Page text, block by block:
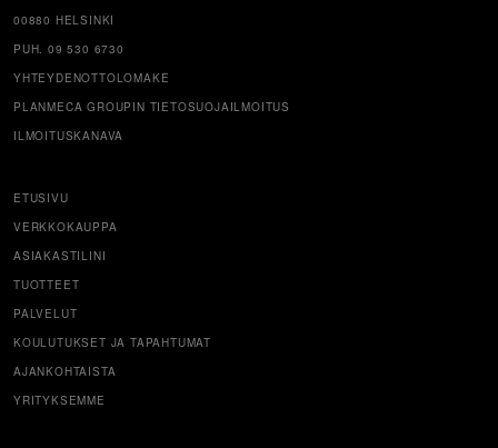
00880 HELSINKI
PUH. 09 530 6730
YHTEYDENOTTOLOMAKE
PLANMECA GROUPIN TIETOSUOJAILMOITUS
ILMOITUSKANAVA
ETUSIVU
VERKKOKAUPPA
ASIAKASTILINI
TUOTTEET
PALVELUT
KOULUTUKSET JA TAPAHTUMAT
AJANKOHTAISTA
YRITYKSEMME